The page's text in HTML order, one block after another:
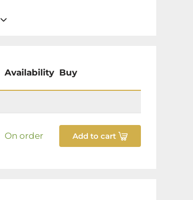
Availability Buy
On order Add to cart